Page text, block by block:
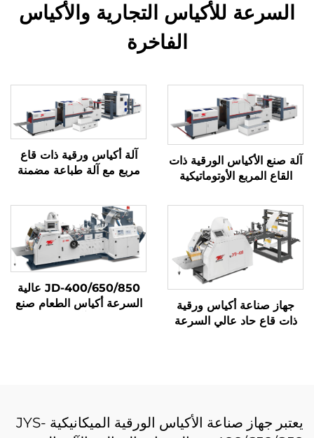
السرعة للأكياس التجارية والأكياس
الفاخرة
آلة صنع الأكياس الورقية ذات
القاع المربع الأوتوماتيكية
آلة أكياس ورقية ذات قاع
مربع مع آلة طباعة مضمنة
جهاز صناعة أكياس ورقية
ذات قاع حاد عالي السرعة
JD-400/650/850 عالية
السرعة أكياس الطعام صنع
يعتبر جهاز صناعة الأكياس الورقية الميكانيكية JYS-